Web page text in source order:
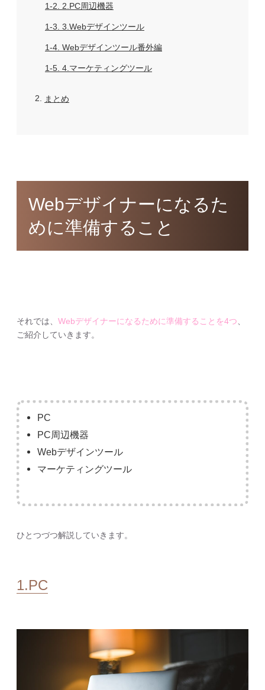
1-2 2.PC周辺機器
1-3 3.Webデザインツール
1-4 Webデザインツール番外編
1-5 4.マーケティングツール
2 まとめ
Webデザイナーになるた
めに準備すること
それでは、 Webデザイナーになるために準備することを4つ、
ご紹介していきます。
PC
PC周辺機器
Webデザインツール
マーケティングツール
ひとつづつ解説していきます。
1.PC